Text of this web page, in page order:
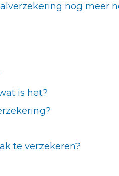
nog meer
is het?
te verzekeren?